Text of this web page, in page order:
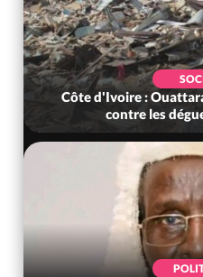
Côte d'Ivoire :
contre les